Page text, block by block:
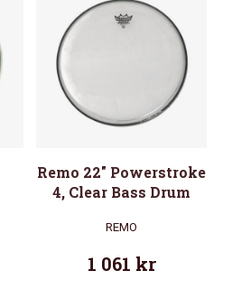
Remo 22″ Powerstroke
4, Clear Bass Drum
REMO
1 061 kr